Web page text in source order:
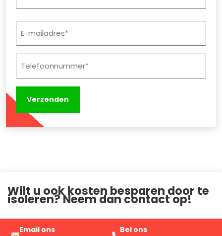
mailadres
(Vereist)
Wilt u ook kosten besparen door te
isoleren? Neem dan contact op!
Email ons
Bel ons